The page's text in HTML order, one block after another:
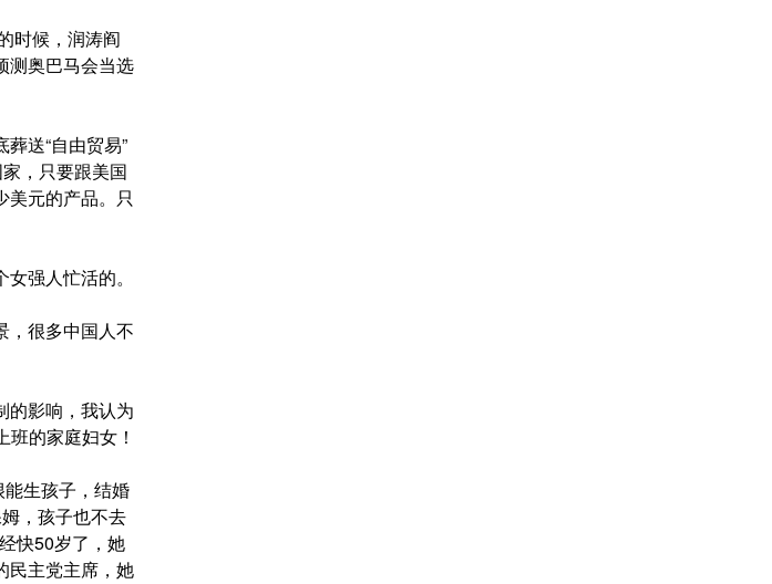
时候，润涛阎
测奥巴马会当选
送“自由贸易”
，只要跟美国
美元的产品。只
强人忙活的。
，很多中国人不
的影响，我认为
的家庭妇女！
生孩子，结婚
，孩子也不去
快50岁了，她
民主党主席，她